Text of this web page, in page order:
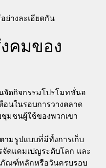
ย่างละเอียดกัน
คมของ
ดกิจกรรมโปรโมทชั่นอ
อนในรอบการวางตลาด
มชนผู้ใช้ของพวกเขา
ามรูปแบบที่มีทั้งการเก็บ
ดแคมเปญระดับโลก และ
ภัณฑ์หลักหรือวันครบรอบ